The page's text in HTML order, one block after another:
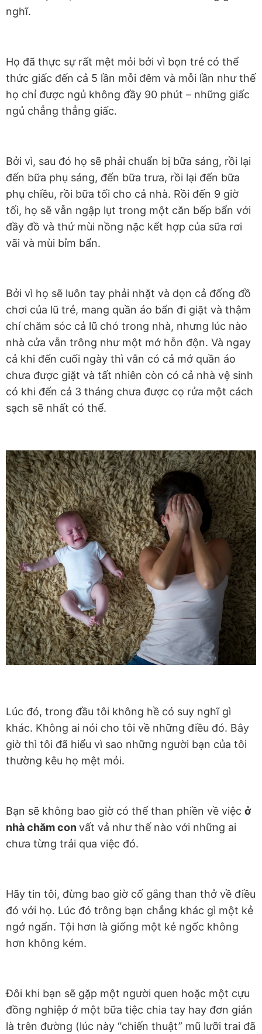
nghĩ.
Họ đã thực sự rất mệt mỏi bởi vì bọn trẻ có thể
thức giấc đến cả 5 lần mỗi đêm và mỗi lần như thế
họ chỉ được ngủ không đầy 90 phút – những giấc
ngủ chẳng thẳng giấc.
Bởi vì, sau đó họ sẽ phải chuẩn bị bữa sáng, rồi lại
đến bữa phụ sáng, đến bữa trưa, rồi lại đến bữa
phụ chiều, rồi bữa tối cho cả nhà. Rồi đến 9 giờ
tối, họ sẽ vẫn ngập lụt trong một căn bếp bẩn với
đầy đồ và thứ mùi nồng nặc kết hợp của sữa rơi
vãi và mùi bỉm bẩn.
Bởi vì họ sẽ luôn tay phải nhặt và dọn cả đống đồ
chơi của lũ trẻ, mang quần áo bẩn đi giặt và thậm
chí chăm sóc cả lũ chó trong nhà, nhưng lúc nào
nhà cửa vẫn trông như một mớ hỗn độn. Và ngay
cả khi đến cuối ngày thì vẫn có cả mớ quần áo
chưa được giặt và tất nhiên còn có cả nhà vệ sinh
có khi đến cả 3 tháng chưa được cọ rửa một cách
sạch sẽ nhất có thể.
Lúc đó, trong đầu tôi không hề có suy nghĩ gì
khác. Không ai nói cho tôi về những điều đó. Bây
giờ thì tôi đã hiểu vì sao những người bạn của tôi
thường kêu họ mệt mỏi.
Bạn sẽ không bao giờ có thể than phiền về việc ở
nhà chăm convất vả như thế nào với những ai
chưa từng trải qua việc đó.
Hãy tin tôi, đừng bao giờ cố gắng than thở về điều
đó với họ. Lúc đó trông bạn chẳng khác gì một kẻ
ngớ ngẩn. Tội hơn là giống một kẻ ngốc không
hơn không kém.
Đôi khi bạn sẽ gặp một người quen hoặc một cựu
đồng nghiệp ở một bữa tiệc chia tay hay đơn giản
là trên đường (lúc này “chiến thuật” mũ lưỡi trai đã